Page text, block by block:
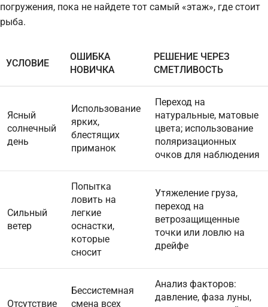
погружения, пока не найдете тот самый «этаж», где стоит
рыба.
УСЛОВИЕ
ОШИБКА
НОВИЧКА
РЕШЕНИЕ ЧЕРЕЗ
СМЕТЛИВОСТЬ
Ясный
солнечный
день
Использование
ярких,
блестящих
приманок
Переход на
натуральные, матовые
цвета; использование
поляризационных
очков для наблюдения
Сильный
ветер
Попытка
ловить на
легкие
оснастки,
которые
сносит
Утяжеление груза,
переход на
ветрозащищенные
точки или ловлю на
дрейфе
Отсутствие
Бессистемная
смена всех
Анализ факторов:
давление, фаза луны,